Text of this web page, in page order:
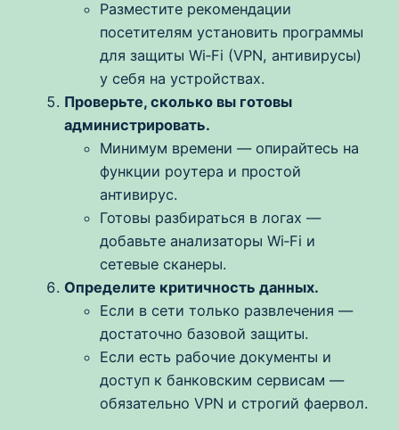
Разместите рекомендации
посетителям установить программы
для защиты Wi‑Fi (VPN, антивирусы)
у себя на устройствах.
Проверьте, сколько вы готовы
администрировать.
Минимум времени — опирайтесь на
функции роутера и простой
антивирус.
Готовы разбираться в логах —
добавьте анализаторы Wi‑Fi и
сетевые сканеры.
Определите критичность данных.
Если в сети только развлечения —
достаточно базовой защиты.
Если есть рабочие документы и
доступ к банковским сервисам —
обязательно VPN и строгий фаервол.